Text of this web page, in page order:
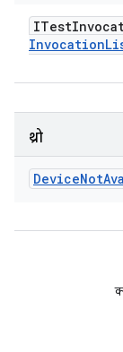
ITest
Invocation
थ्रो
DeviceNot